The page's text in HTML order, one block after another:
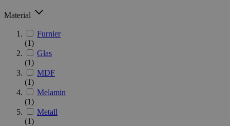
Material
Furnier
(1)
Glas
(1)
MDF
(1)
Melamin
(1)
Metall
(1)